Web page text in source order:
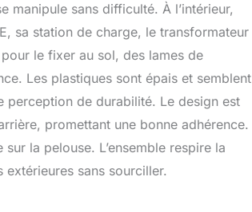
sans difficulté. À l’intérieur,
sa station de charge, le transformateur
le fixer au sol, des lames de
Les plastiques sont épais et semblent
perception de durabilité. Le design est
promettant une bonne adhérence.
la pelouse. L’ensemble respire la
sans sourciller.